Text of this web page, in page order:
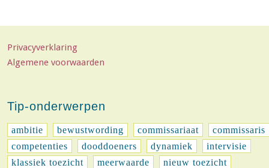
Privacyverklaring
Algemene voorwaarden
Tip-onderwerpen
ambitie bewustwording commissariaat
commissaris
competenties
dooddoeners dynamiek
intervisie
klassiek toezicht
meerwaarde
nieuw toezicht